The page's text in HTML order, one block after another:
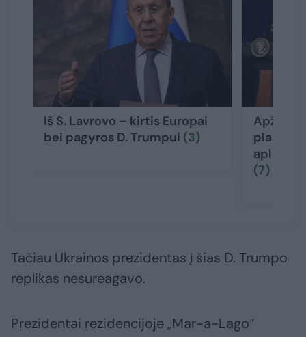
Iš S. Lavrovo – kirtis Europai
bei pagyros D. Trumpui (3)
planą:
(7)
Tačiau Ukrainos prezidentas į šias D. Trumpo
replikas nesureagavo.
Prezidentai rezidencijoje „Mar-a-Lago“